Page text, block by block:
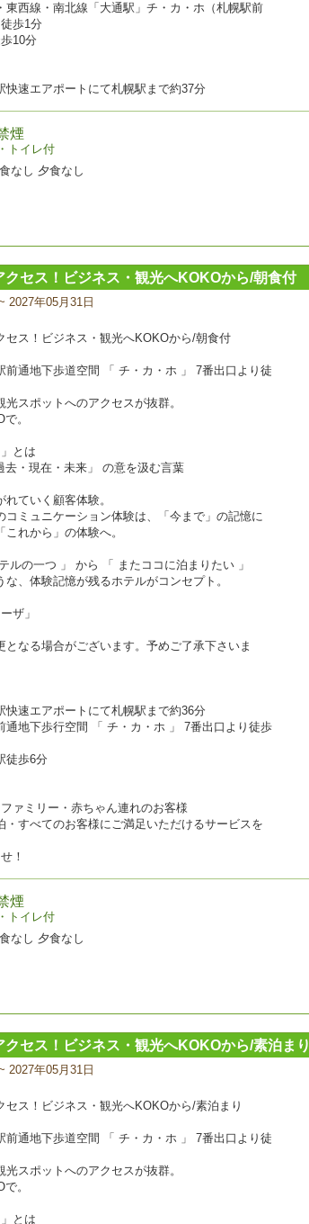
西線・南北線「大通駅」チ・カ・ホ（札幌駅前
歩1分
10分
快速エアポートにて札幌駅まで約37分
煙
トイレ付
なし 夕食なし
セス！ビジネス・観光へKOKOから/朝食付
2027年05月31日
セス！ビジネス・観光へKOKOから/朝食付
前通地下歩道空間 「 チ・カ・ホ 」 7番出口より徒
スポットへのアクセスが抜群。
。
とは
去・現在・未来」 の意を汲む言葉
ていく顧客体験。
コミュニケーション体験は、「今まで」の記憶に
れから」の体験へ。
ルの一つ 」 から 「 またココに泊まりたい 」
、体験記憶が残るホテルがコンセプト。
ザ」
となる場合がございます。予めご了承下さいま
快速エアポートにて札幌駅まで約36分
通地下歩行空間 「 チ・カ・ホ 」 7番出口より徒歩
徒歩6分
ァミリー・赤ちゃん連れのお客様
・すべてのお客様にご満足いただけるサービスを
！
煙
トイレ付
なし 夕食なし
セス！ビジネス・観光へKOKOから/素泊まり
2027年05月31日
セス！ビジネス・観光へKOKOから/素泊まり
前通地下歩道空間 「 チ・カ・ホ 」 7番出口より徒
スポットへのアクセスが抜群。
。
とは